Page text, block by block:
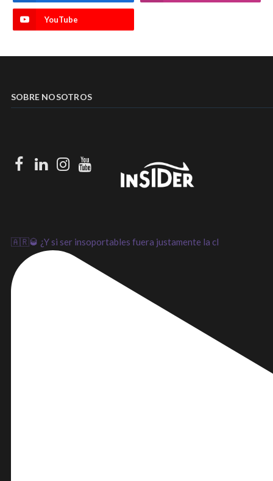
YouTube
SOBRE NOSOTROS
Facebook
LinkedIn
Instagram
Youtube
🇦🇷🥃 ¿Y si ser insoportables fuera justamente la cl